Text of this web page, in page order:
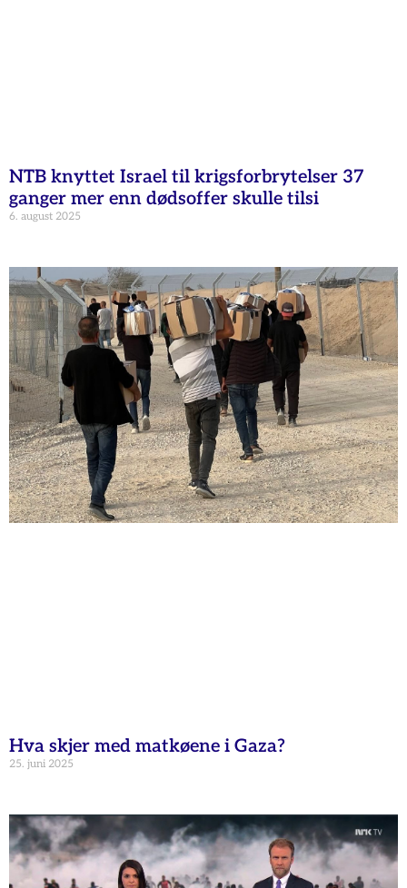
NTB knyttet Israel til krigsforbrytelser 37
ganger mer enn dødsoffer skulle tilsi
6. august 2025
Hva skjer med matkøene i Gaza?
25. juni 2025